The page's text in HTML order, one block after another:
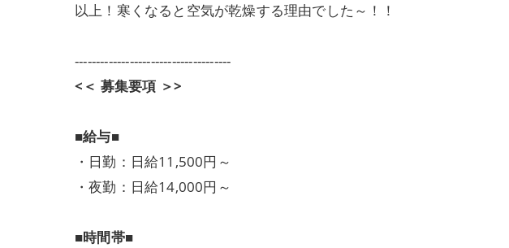
以上！寒くなると空気が乾燥する理由でした～！！
-------------------------------------
<＜ 募集要項 ＞>
■給与■
・日勤：日給11,500円～
・夜勤：日給14,000円～
■時間帯■